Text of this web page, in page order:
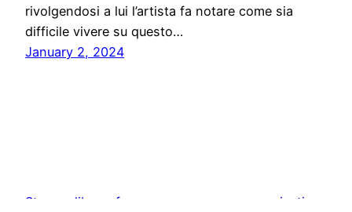
rivolgendosi a lui l’artista fa notare come sia
difficile vivere su questo…
January 2, 2024
Stampa libera, free news e press communication